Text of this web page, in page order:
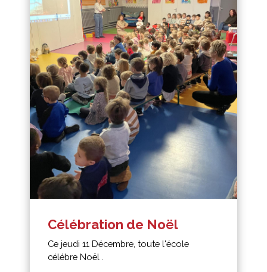
Célébration de Noël
Ce jeudi 11 Décembre, toute l'école
célébre Noël .